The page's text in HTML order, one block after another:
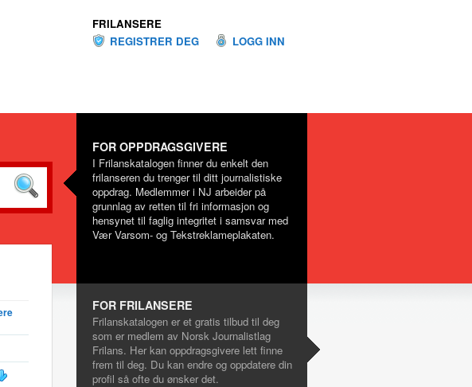
FRILANSERE
REGISTRER DEG
LOGG INN
FOR OPPDRAGSGIVERE
I Frilanskatalogen finner du enkelt den
frilanseren du trenger til ditt journalistiske
oppdrag. Medlemmer i NJ arbeider på
grunnlag av retten til fri informasjon og
hensynet til faglig integritet i samsvar med
Vær Varsom- og Tekstreklameplakaten.
FOR FRILANSERE
Frilanskatalogen er et gratis tilbud til deg
som er medlem av Norsk Journalistlag
Frilans. Her kan oppdragsgivere lett finne
frem til deg. Du kan endre og oppdatere din
profil så ofte du ønsker det.